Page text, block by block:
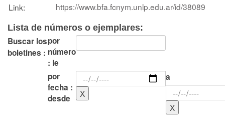
Link:
https://www.bfa.fcnym.unlp.edu.ar/id/38089
Lista de números o ejemplares:
Buscar los
boletines :
por
número
: le
por
fecha :
desde
a